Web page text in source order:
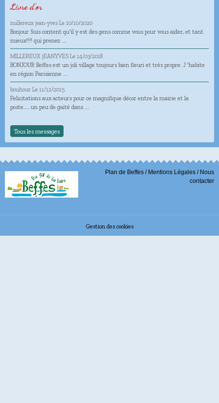
Livre d'or
millereux jean-yves Le 10/10/2020
Bonjour Suis content qu'il y est des gens comme vous pour vous aider, et tant
mieux!!!! qui prenez ...
MILLEREUX jEANYVES Le 14/03/2018
BONJOUR Beffes est un joli village toujours bien fleuri et très propre. J 'habite
en région Parisienne ...
bouhour Le 11/12/2015
Felicitations aux acteurs pour ce magnifique décor entre la mairie et la
poste.....un peu de gaité dans ...
Tous les messages
Plan de Beffes / Mentions Légales / Nous
contacter
Gestion des cookies